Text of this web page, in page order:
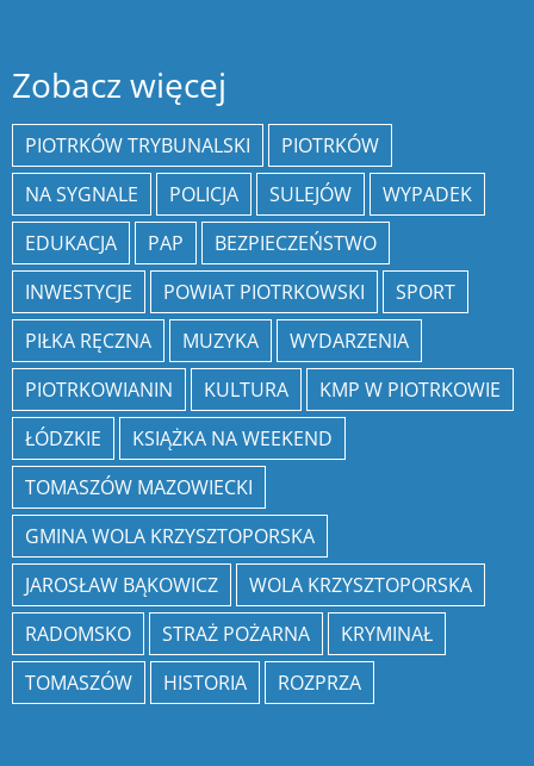
Zobacz więcej
PIOTRKÓW TRYBUNALSKI
PIOTRKÓW
NA SYGNALE
POLICJA SULEJÓW
WYPADEK
EDUKACJA
PAP
BEZPIECZEŃSTWO
INWESTYCJE
POWIAT PIOTRKOWSKI
SPORT
PIŁKA RĘCZNA
MUZYKA
WYDARZENIA
PIOTRKOWIANIN
KULTURA
KMP W PIOTRKOWIE
ŁÓDZKIE
KSIĄŻKA NA WEEKEND
TOMASZÓW MAZOWIECKI
GMINA WOLA KRZYSZTOPORSKA
JAROSŁAW BĄKOWICZ
WOLA KRZYSZTOPORSKA
RADOMSKO
STRAŻ POŻARNA
KRYMINAŁ
TOMASZÓW
HISTORIA ROZPRZA